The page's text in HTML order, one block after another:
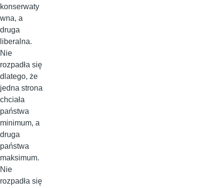
konserwaty
wna, a
druga
liberalna.
Nie
rozpadła się
dlatego, że
jedna strona
chciała
państwa
minimum, a
druga
państwa
maksimum.
Nie
rozpadła się